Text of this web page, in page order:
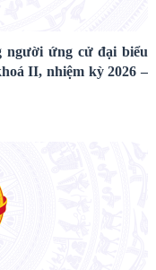
người ứng cử đại biểu
II, nhiệm kỳ 2026 –